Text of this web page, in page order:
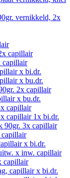
vernikkeld, 2x
capillair
capillair
x bi.dr.
x bu.dr.
2x capillair
x bu.dr.
capillair
capillair 1x bi.dr.
90gr. 3x capillair
capillair
x bi.dr.
x inw. capillair
capillair
capillair x bi.dr.